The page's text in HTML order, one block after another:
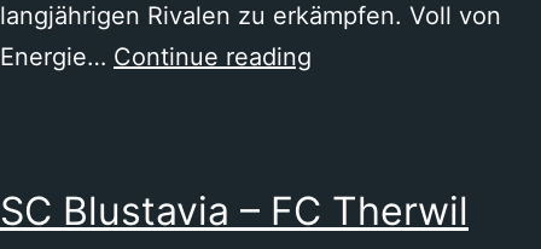
langjährigen Rivalen zu erkämpfen. Voll von
Energie… Continue reading
Blustavia
SC Blustavia – FC Therwil